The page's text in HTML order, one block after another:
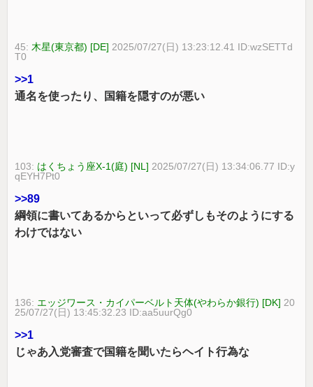
45: 木星(東京都) [DE] 2025/07/27(日) 13:23:12.41 ID:wzSETTd
T0
>>1
通名を使ったり、国籍を隠すのが悪い
103: はくちょう座X-1(庭) [NL] 2025/07/27(日) 13:34:06.77 ID:y
qEYH7Pt0
>>89
綱領に書いてあるからといって必ずしもそのようにする
わけではない
136: エッジワース・カイパーベルト天体(やわらか銀行) [DK] 20
25/07/27(日) 13:45:32.23 ID:aa5uurQg0
>>1
じゃあ入党審査で国籍を聞いたらヘイト行為な